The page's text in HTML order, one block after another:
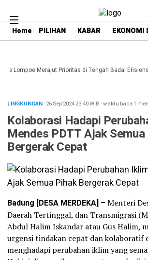
Home PILIHAN KABAR EKONOMI
Lompoe Merajut Prioritas di Tengah Badai Efisiensi
LINGKUNGAN· 26 Sep 202423:40WIB ·waktu baca 1
Kolaborasi Hadapi
Mendes PDTT Ajak
Bergerak Cepat
Badung [DESA MERDEKA] – Menteri
Daerah Tertinggal, dan Transmigrasi
Abdul Halim Iskandar atau Gus Halim,
urgensi tindakan cepat dan kolaboratif
menghadapi perubahan iklim yang